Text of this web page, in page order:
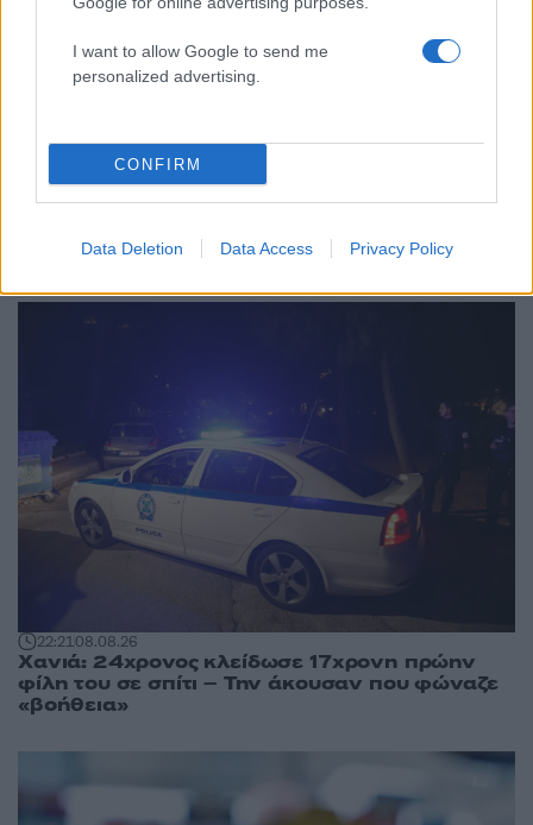
I want to allow Google to send me
personalized advertising.
CONFIRM
Data Deletion Data Access Privacy Policy
γιατρού
Σούπερ μάρκετ: Νέες μειώσεις τιμών –
916 προϊόντα στην εθνική πρωτοβουλία,
ανάμεσά τους 130 σχολικά
άρθρα
22:2108.08.26
Χανιά: 24χρονος κλείδωσε 17χρονη πρώην
φίλη του σε σπίτι – Την άκουσαν που φώναζε
«βοήθεια»